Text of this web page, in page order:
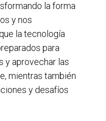
la forma
y nos
la tecnología
para
y aprovechar las
mientras también
y desafíos